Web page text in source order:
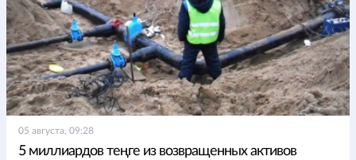
05 августа, 09:28
5 миллиардов теңге из возвращенных активов